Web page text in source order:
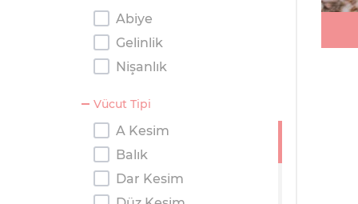
Abiye
Gelinlik
Nişanlık
Vücut Tipi
A Kesim
Balık
Dar Kesim